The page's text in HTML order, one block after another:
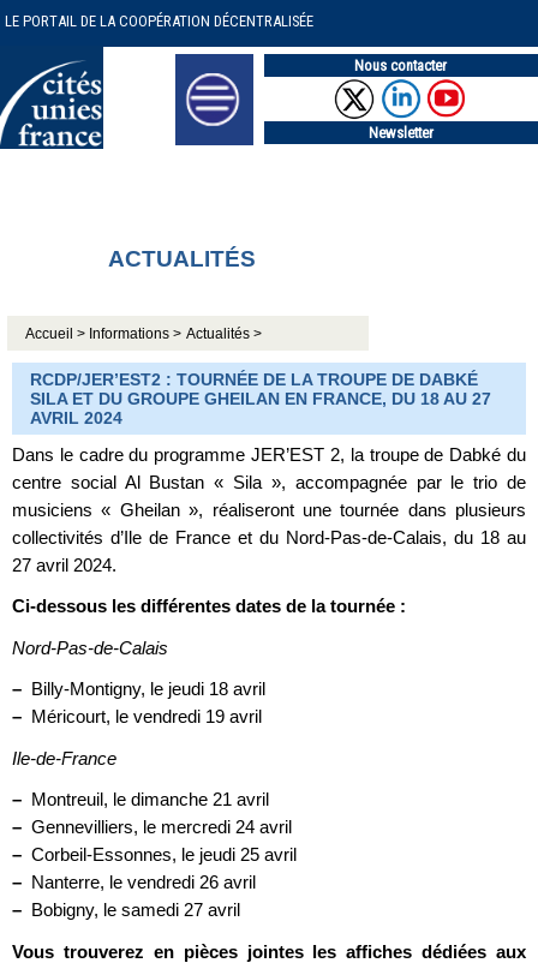
LE PORTAIL DE LA COOPÉRATION DÉCENTRALISÉE
Nous contacter
Newsletter
ACTUALITÉS
Accueil > Informations > Actualités >
RCDP/JER’EST2 : TOURNÉE DE LA TROUPE DE DABKÉ
SILA ET DU GROUPE GHEILAN EN FRANCE, DU 18 AU 27
AVRIL 2024
Dans le cadre du programme JER’EST 2, la troupe de Dabké du
centre social Al Bustan « Sila », accompagnée par le trio de
musiciens « Gheilan », réaliseront une tournée dans plusieurs
collectivités d’Ile de France et du Nord-Pas-de-Calais, du 18 au
27 avril 2024.
Ci-dessous les différentes dates de la tournée :
Nord-Pas-de-Calais
– Billy-Montigny, le jeudi 18 avril
– Méricourt, le vendredi 19 avril
Ile-de-France
– Montreuil, le dimanche 21 avril
– Gennevilliers, le mercredi 24 avril
– Corbeil-Essonnes, le jeudi 25 avril
– Nanterre, le vendredi 26 avril
– Bobigny, le samedi 27 avril
Vous trouverez en pièces jointes les affiches dédiées aux